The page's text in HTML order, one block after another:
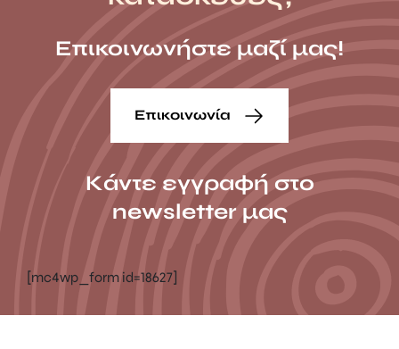
Επικοινωνήστε μαζί μας!
Επικοινωνία
Κάντε εγγραφή στο
newsletter μας
[mc4wp_form id=18627]